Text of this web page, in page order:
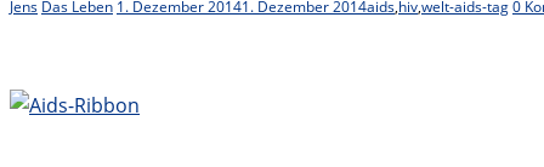
Jens Das Leben 1. Dezember 20141. Dezember 2014aids,hiv,welt-aids-tag0